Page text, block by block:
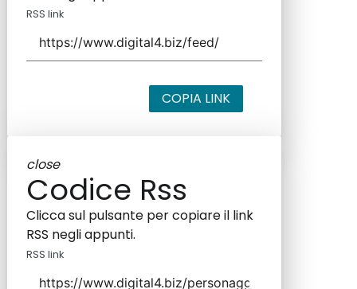
RSS link
COPIA LINK
close
Codice Rss
Clicca sul pulsante per copiare il link
RSS negli appunti.
RSS link